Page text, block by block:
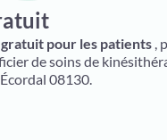
pour les patients ,
de soins de
08130.